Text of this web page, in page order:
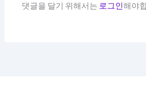
댓글을 달기 위해서는 로그인해야